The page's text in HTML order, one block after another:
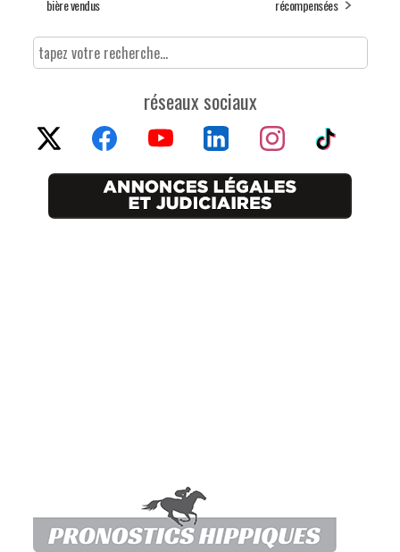
bière vendus récompensées
réseaux sociaux